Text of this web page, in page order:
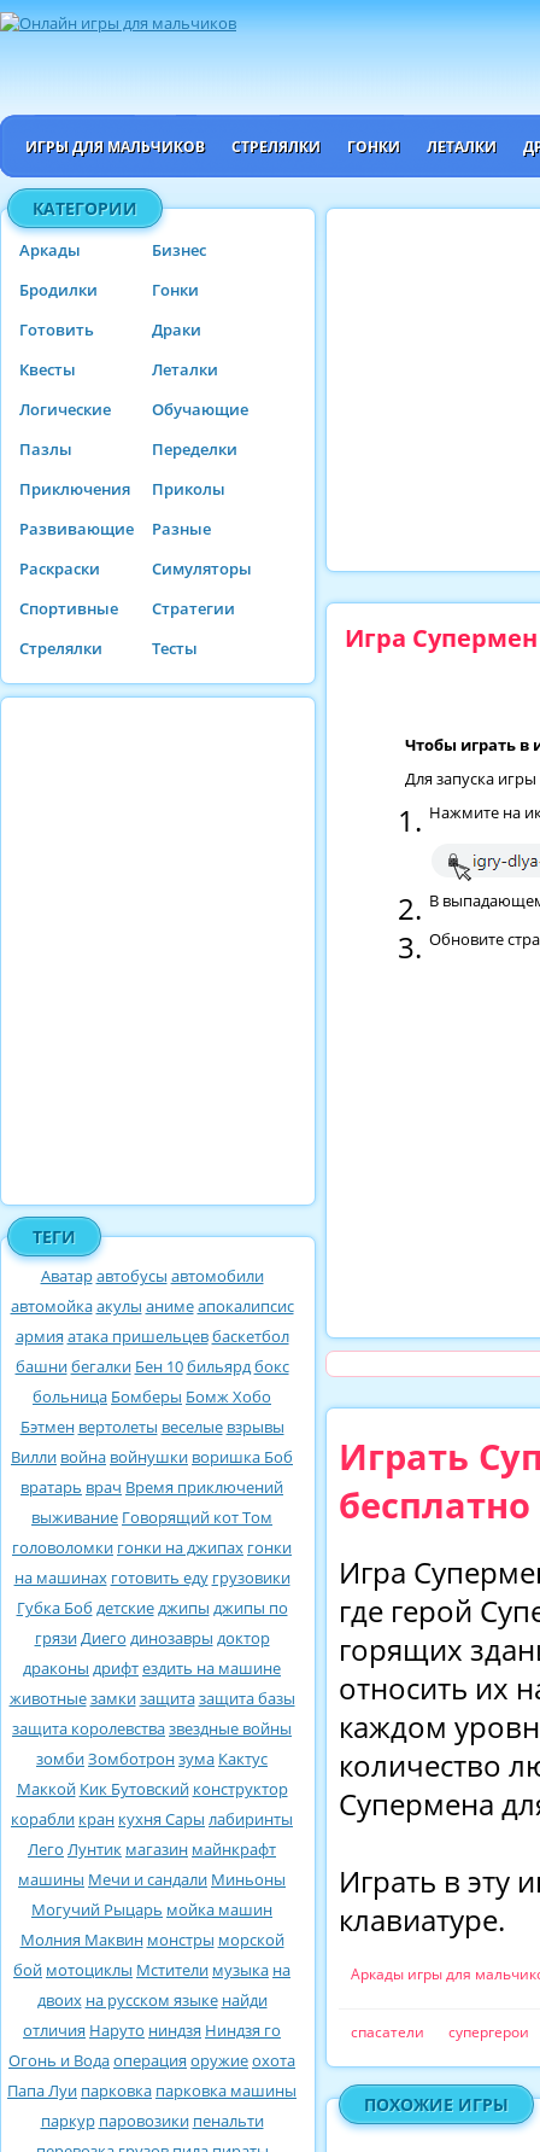
ИГРЫ ДЛЯ МАЛЬЧИКОВ СТРЕЛЯЛКИ ГОНКИ ЛЕТАЛКИ
КАТЕГОРИИ
Аркады
Бизнес
Бродилки
Гонки
Готовить
Драки
Квесты
Леталки
Логические
Обучающие
Пазлы
Переделки
Приключения
Приколы
Развивающие
Разные
Раскраски
Симуляторы
Спортивные
Стратегии
Стрелялки
Тесты
ТЕГИ
Аватаравтобусы автомобили
автомойкаакулы анимеапокалипсис
армия атака пришельцевбаскетбол
башнибегалки Бен 10бильярдбокс
больница Бомберы Бомж Хобо
Бэтмен вертолеты веселые взрывы
Вилли война войнушки воришка Боб
вратарь врач Время приключений
выживание Говорящий кот Том
головоломки гонки на джипах гонки
на машинах готовить еду грузовики
Губка Боб детскиеджипы джипы по
грязиДиего динозавры доктор
драконы дрифтездить на машине
животныезамкизащитазащита базы
защита королевствазвездные войны
зомбиЗомботронзума Кактус
Маккой Кик Бутовский конструктор
корабли кран кухня Сары лабиринты
Лего Лунтик магазин майнкрафт
машины Мечи и сандали Миньоны
Могучий Рыцарь мойка машин
Молния Маквин монстры морской
бой мотоциклы Мстители музыка на
двоих на русском языке найди
отличия Наруто ниндзя Ниндзя го
Огонь и Водаоперация оружиеохота
Папа Луи парковка парковка машины
паркур паровозики пенальти
Игра
Чтобы играть в
Для запуска
Нажмите на
В
Обновите
Играть
Игра
где герой
горящих
относить их
каждом
количество
Супермена
Играть в эту
клавиатуре.
Аркады игры для
спасатели супергерои
ПОХОЖИЕ ИГРЫ